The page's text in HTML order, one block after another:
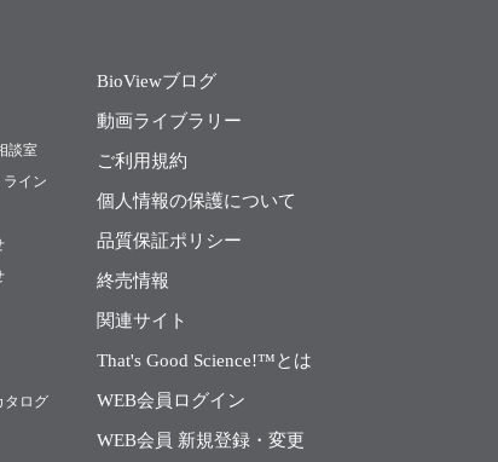
談室
ライン
ログ
BioViewブログ
動画ライブラリー
ご利用規約
個人情報の保護について
品質保証ポリシー
終売情報
関連サイト
That's Good Science!™とは
WEB会員ログイン
WEB会員 新規登録・変更